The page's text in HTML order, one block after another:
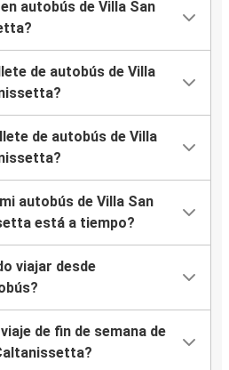
autobús de Villa San
de autobús de Villa
de autobús de Villa
autobús de Villa San
está a tiempo?
viajar desde
de fin de semana de